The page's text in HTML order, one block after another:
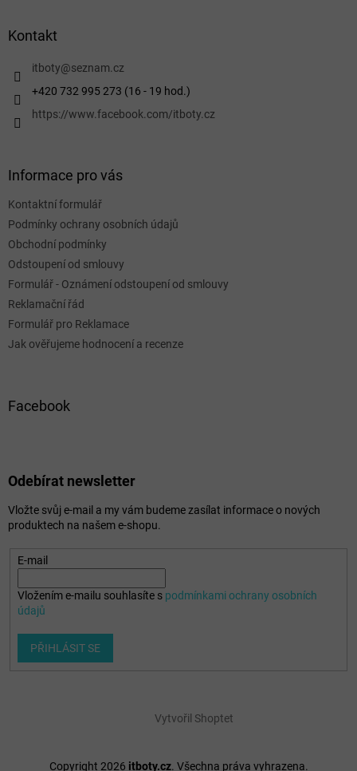
Kontakt
itboty@seznam.cz
+420 732 995 273 (16 - 19 hod.)
https://www.facebook.com/itboty.cz
Informace pro vás
Kontaktní formulář
Podmínky ochrany osobních údajů
Obchodní podmínky
Odstoupení od smlouvy
Formulář - Oznámení odstoupení od smlouvy
Reklamační řád
Formulář pro Reklamace
Jak ověřujeme hodnocení a recenze
Facebook
Odebírat newsletter
Vložte svůj e-mail a my vám budeme zasílat informace o nových
produktech na našem e-shopu.
E-mail
Vložením e-mailu souhlasíte s podmínkami ochrany osobních
údajů
PŘIHLÁSIT SE
Vytvořil Shoptet
Copyright 2026 itboty.cz. Všechna práva vyhrazena.